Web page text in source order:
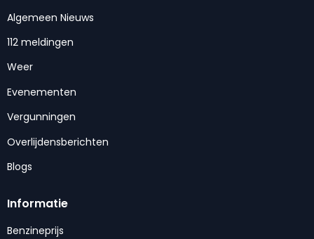
Algemeen Nieuws
112 meldingen
Weer
Evenementen
Vergunningen
Overlijdensberichten
Blogs
Informatie
Benzineprijs